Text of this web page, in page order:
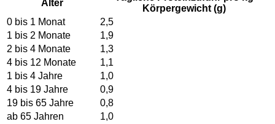
Alter
Körpergewicht (g)
0 bis 1 Monat
2,5
1 bis 2 Monate
1,9
2 bis 4 Monate
1,3
4 bis 12 Monate
1,1
1 bis 4 Jahre
1,0
4 bis 19 Jahre
0,9
19 bis 65 Jahre
0,8
ab 65 Jahren
1,0